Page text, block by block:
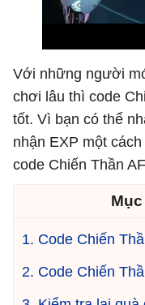
Với những người
chơi lâu thì code
tốt. Vì bạn có thể
nhận EXP một
code Chiến Thần
Code Chiến
Code Chiến